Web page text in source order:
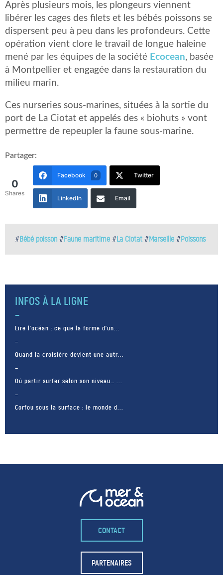
Après plusieurs mois, les plongeurs viennent
libérer les cages des filets et les bébés poissons se
dispersent peu à peu dans les profondeurs. Cette
opération vient clore le travail de longue haleine
mené par les équipes de la société Ecocean, basée
à Montpellier et engagée dans la restauration du
milieu marin.
Ces nurseries sous-marines, situées à la sortie du
port de La Ciotat et appelés des « biohuts » vont
permettre de repeupler la faune sous-marine.
Partager:
0
Shares
Facebook 0 Twitter
LinkedIn Email
#Bébé poisson #Faune maritime #La Ciotat #Marseille #Poissons
INFOS À LA LIGNE
Lire l’océan : ce que la forme d’un...
Quand la croisière devient une autr...
Où partir surfer selon son niveau… ...
Corfou sous la surface : le monde d...
– FACEBOOK –
POUR LIKER
TA MER
CONTACT
PARTENAIRES